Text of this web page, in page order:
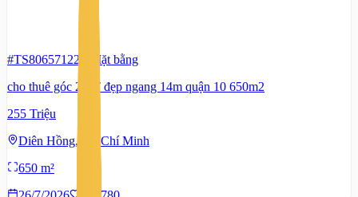
#TS80657122
Mặt bằng
cho thuê góc 2MT đẹp ngang 14m quận 10 650m2
255 Triệu
Diên Hồng, Hồ Chí Minh
650 m²